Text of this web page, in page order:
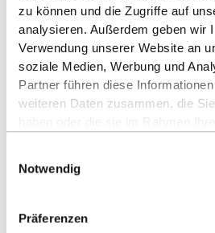
zu können und die Zugriffe auf
analysieren. Außerdem geben wir
Verwendung unserer Website an
soziale Medien, Werbung und
Partner führen diese
weiteren Daten zusammen, die
Alles zum Thema Cookies und
Datenverarbeitung entnehmen Sie
Notwendig
Präferenzen
160 Absolventinnen und
Business School der
ihren Abschluss. Für die
endete am Samstag das
Business School mit dem